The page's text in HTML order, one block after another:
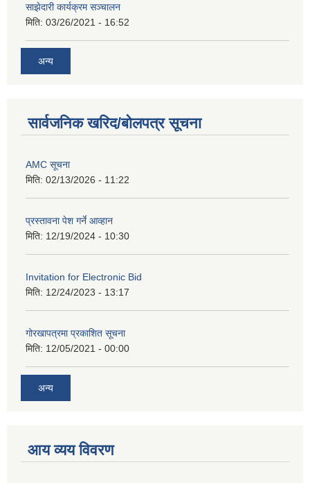
साझेदारी कार्यक्रम सञ्चालन
मिति: 03/26/2021 - 16:52
अन्य
सार्वजनिक खरिद/बोलपत्र सूचना
AMC सूचना
मिति: 02/13/2026 - 11:22
प्रस्तावना पेश गर्ने आव्हान
मिति: 12/19/2024 - 10:30
Invitation for Electronic Bid
मिति: 12/24/2023 - 13:17
गोरखापत्रमा प्रकाशित सूचना
मिति: 12/05/2021 - 00:00
अन्य
आय व्यय विवरण